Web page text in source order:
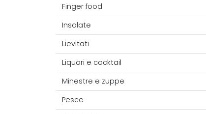
Finger food
Insalate
Lievitati
Liquori e cocktail
Minestre e zuppe
Pesce